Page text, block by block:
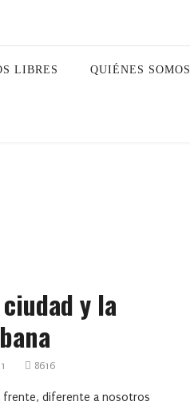
LIBRES QUIÉNES SOMOS
y la
8616
frente, diferente a nosotros